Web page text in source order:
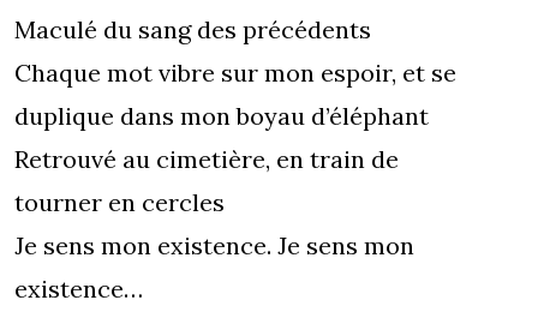
Maculé du sang des précédents
Chaque mot vibre sur mon espoir, et se
duplique dans mon boyau d’éléphant
Retrouvé au cimetière, en train de
tourner en cercles
Je sens mon existence. Je sens mon
existence…